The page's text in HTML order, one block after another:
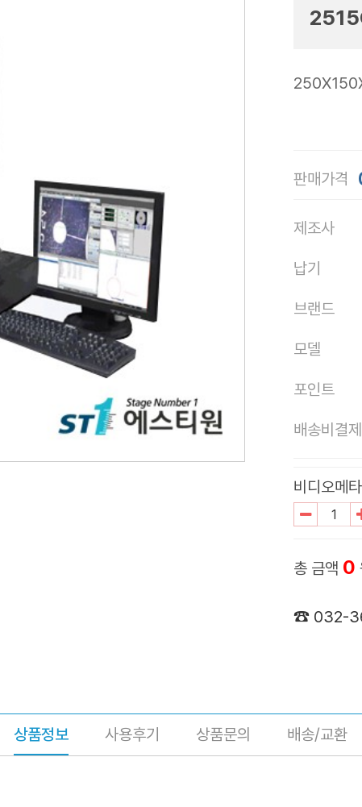
판매가격
제조사
납기
브랜드
모델
포인트
배송비결제
비디오메
총 금액 0
☎ 032-
상품정보 사용후기 상품문의 배송/교환